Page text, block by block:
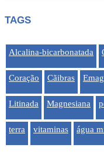
TAGS
Alcalina-bicarbonatada
Coração Cãibras
Litinada Magnesiana
terra vitaminas água